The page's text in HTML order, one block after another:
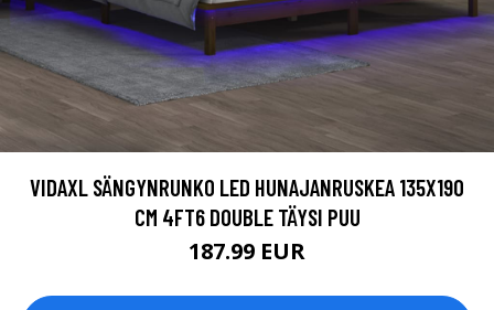
VIDAXL SÄNGYNRUNKO LED HUNAJANRUSKEA 135X190
CM 4FT6 DOUBLE TÄYSI PUU
187.99 EUR